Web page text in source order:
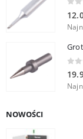
0
NOWOŚCI